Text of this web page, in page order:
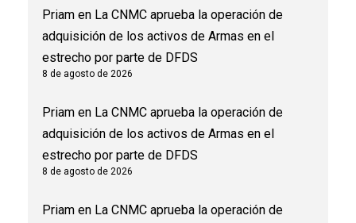
Priam en La CNMC aprueba la operación de
adquisición de los activos de Armas en el
estrecho por parte de DFDS
8 de agosto de 2026
Priam en La CNMC aprueba la operación de
adquisición de los activos de Armas en el
estrecho por parte de DFDS
8 de agosto de 2026
Priam en La CNMC aprueba la operación de